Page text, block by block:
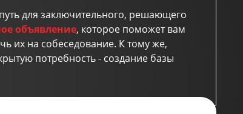
для заключительного, решающего
объявление, которое поможет вам
их на собеседование. К тому же,
потребность - создание базы